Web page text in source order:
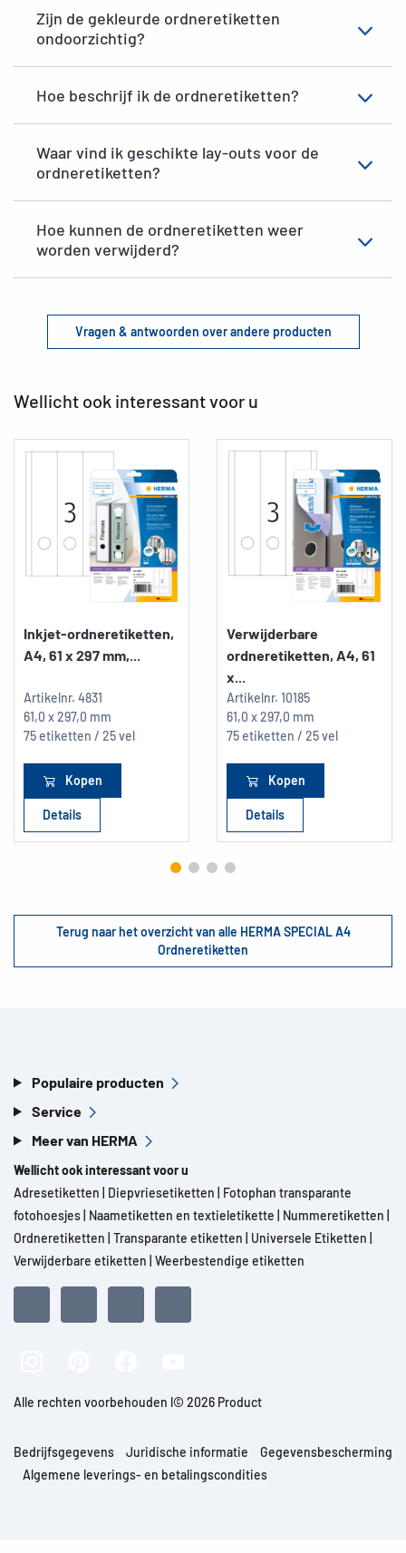
Zijn de gekleurde ordneretiketten
ondoorzichtig?
Hoe beschrijf ik de ordneretiketten?
Waar vind ik geschikte lay-outs voor de
ordneretiketten?
Hoe kunnen de ordneretiketten weer
worden verwijderd?
Vragen & antwoorden over andere producten
Wellicht ook interessant voor u
Inkjet-ordneretiketten,
A4, 61 x 297 mm,...
Artikelnr. 4831
61,0 x 297,0 mm
75 etiketten / 25 vel
Kopen
Details
Verwijderbare
ordneretiketten, A4, 61
x...
Artikelnr. 10185
61,0 x 297,0 mm
75 etiketten / 25 vel
Kopen
Details
Terug naar het overzicht van alle HERMA SPECIAL A4
Ordneretiketten
Populaire producten
Service
Meer van HERMA
Wellicht ook interessant voor u
Adresetiketten
Diepvriesetiketten
Fotophan transparante
fotohoesjes Naametiketten en textieletikette Nummeretiketten
Ordneretiketten Transparante etiketten Universele Etiketten
Verwijderbare etiketten Weerbestendige etiketten
Alle rechten voorbehouden l© 2026 Product
Bedrijfsgegevens Juridische informatie
Gegevensbescherming
Algemene leverings- en betalingscondities